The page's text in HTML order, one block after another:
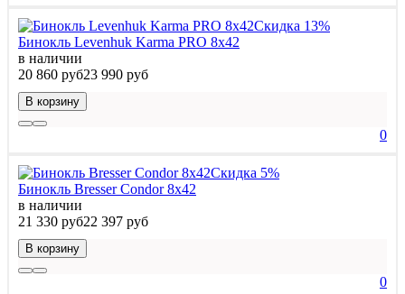
Скидка 13%
Бинокль Levenhuk Karma PRO 8x42
в наличии
20 860 руб23 990 руб
В корзину
0
Скидка 5%
Бинокль Bresser Condor 8x42
в наличии
21 330 руб22 397 руб
В корзину
0